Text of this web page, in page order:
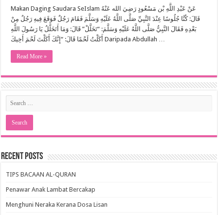
Makan Daging Saudara SeIslam عَنْ عَبْدِ اللَّهِ بْن مَسْعُودٍ رَضِيَ الله عَنْهُ
قَالَ: كُنَّا جُلُوسًا عِنْدَ النَّبِيِّ صَلَّى اللَّهُ عَلَيْهِ وَسَلَّمَ فَقَامَ رَجُلٌ فَوَقَعَ فِيهِ رَجُلٌ مِنْ
بَعْدِهِ فَقَالَ النَّبِيُّ صَلَّى اللَّهُ عَلَيْهِ وَسَلَّمَ: “تَخَلَّلْ” قَالَ: وَمَا أَتَخَلَّلُ يَا رَسُولَ اللَّهِ
أَكَلْتُ لَحْمًا قَالَ: “إِنَّكَ أَكَلْتَ لَحْمَ أَخِيكَ Daripada Abdullah …
Read More »
Recent Posts
TIPS BACAAN AL-QURAN
Penawar Anak Lambat Bercakap
Menghuni Neraka Kerana Dosa Lisan